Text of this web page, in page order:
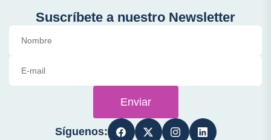
Suscríbete a nuestro Newsletter
Enviar
Síguenos: